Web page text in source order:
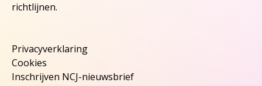
richtlijnen.
Privacyverklaring
Cookies
Inschrijven NCJ-nieuwsbrief